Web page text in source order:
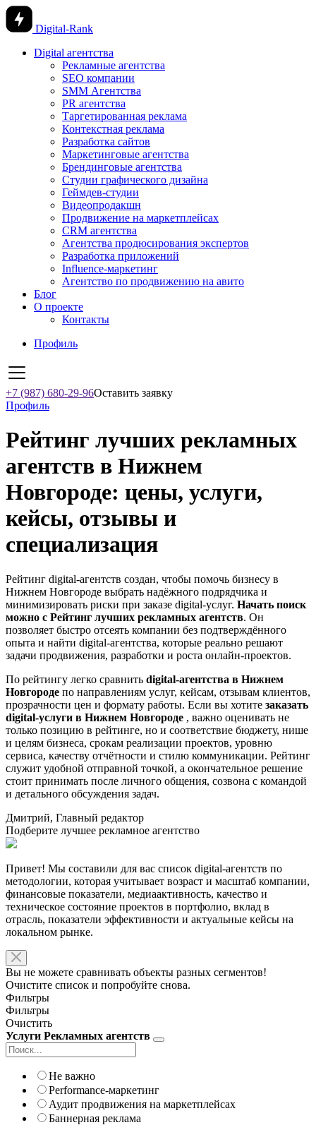
Digital-Rank
Digital агентства
Рекламные агентства
SEO компании
SMM Агентства
PR агентства
Таргетированная реклама
Контекстная реклама
Разработка сайтов
Маркетинговые агентства
Брендинговые агентства
Студии графического дизайна
Геймдев-студии
Видеопродакшн
Продвижение на маркетплейсах
CRM агентства
Агентства продюсирования экспертов
Разработка приложений
Influence-маркетинг
Агентство по продвижению на авито
Блог
О проекте
Контакты
Профиль
+7 (987) 680-29-96Оставить заявку
Профиль
Рейтинг лучших рекламных
агентств в Нижнем
Новгороде: цены, услуги,
кейсы, отзывы и
специализация
Рейтинг digital-агентств создан, чтобы помочь бизнесу в
Нижнем Новгороде выбрать надёжного подрядчика и
минимизировать риски при заказе digital-услуг. Начать поиск
можно с Рейтинг лучших рекламных агентств. Он
позволяет быстро отсеять компании без подтверждённого
опыта и найти digital-агентства, которые реально решают
задачи продвижения, разработки и роста онлайн-проектов.
По рейтингу легко сравнить digital-агентства в Нижнем
Новгороде по направлениям услуг, кейсам, отзывам клиентов,
прозрачности цен и формату работы. Если вы хотите заказать
digital-услуги в Нижнем Новгороде , важно оценивать не
только позицию в рейтинге, но и соответствие бюджету, нише
и целям бизнеса, срокам реализации проектов, уровню
сервиса, качеству отчётности и стилю коммуникации. Рейтинг
служит удобной отправной точкой, а окончательное решение
стоит принимать после личного общения, созвона с командой
и детального обсуждения задач.
Дмитрий, Главный редактор
Подберите лучшее рекламное агентство
Привет! Мы составили для вас список digital-агентств по
методологии, которая учитывает возраст и масштаб компании,
финансовые показатели, медиаактивность, качество и
техническое состояние проектов в портфолио, вклад в
отрасль, показатели эффективности и актуальные кейсы на
локальном рынке.
Вы не можете сравнивать объекты разных сегментов!
Очистите список и попробуйте снова.
Фильтры
Фильтры
Очистить
Услуги Рекламных агентств
Не важно
Performance-маркетинг
Аудит продвижения на маркетплейсах
Баннерная реклама